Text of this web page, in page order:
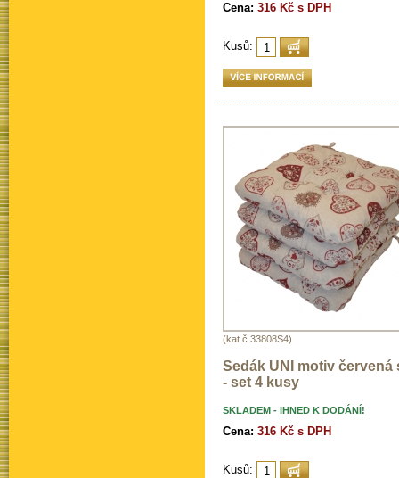
Cena: 316 Kč s DPH
Kusů:
(kat.č.33808S4)
Sedák UNI motiv červená
- set 4 kusy
SKLADEM - IHNED K DODÁNÍ!
Cena: 316 Kč s DPH
Kusů: